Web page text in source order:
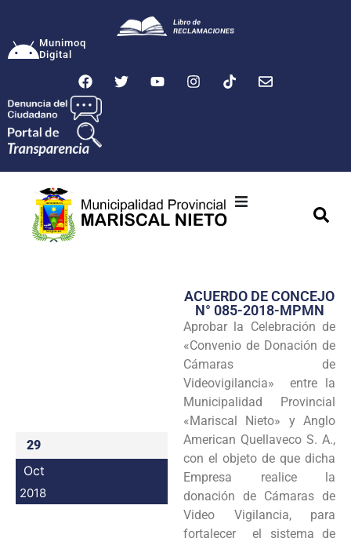
Munimoq
Digital
Transparencia
Intranet
29
Oct
2018
ACUERDO DE CONCEJO
N° 085-2018-MPMN
Aprobar la Celebración de
«Convenio de Donación de
Cámaras de
Videovigilancia» entre la
Municipalidad Provincial
«Mariscal Nieto» y Anglo
American Quellaveco S. A.,
con el objeto de que dicha
Empresa realice la
donación de Cámaras de
Video Vigilancia, para
fortalecer el sistema de